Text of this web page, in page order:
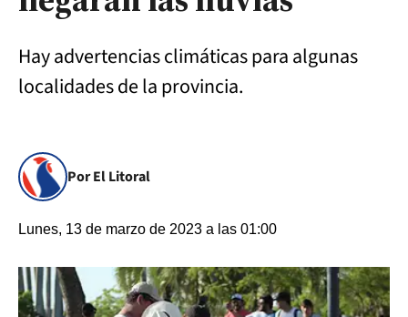
Hay advertencias climáticas para algunas
localidades de la provincia.
Por El Litoral
Lunes, 13 de marzo de 2023 a las 01:00